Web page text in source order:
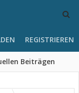
Beiträgen
REGISTRIEREN